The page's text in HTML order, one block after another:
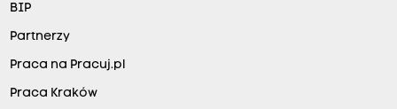
BIP
Partnerzy
Praca na Pracuj.pl
Praca Kraków